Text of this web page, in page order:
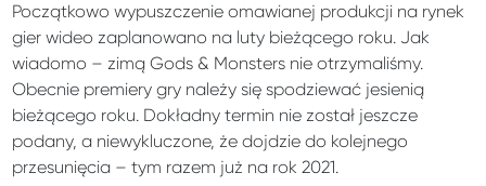
Początkowo wypuszczenie omawianej produkcji na rynek
gier wideo zaplanowano na luty bieżącego roku. Jak
wiadomo – zimą Gods & Monsters nie otrzymaliśmy.
Obecnie premiery gry należy się spodziewać jesienią
bieżącego roku. Dokładny termin nie został jeszcze
podany, a niewykluczone, że dojdzie do kolejnego
przesunięcia – tym razem już na rok 2021.